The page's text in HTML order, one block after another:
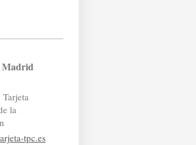
Madrid
Tarjeta
la
tpc.es